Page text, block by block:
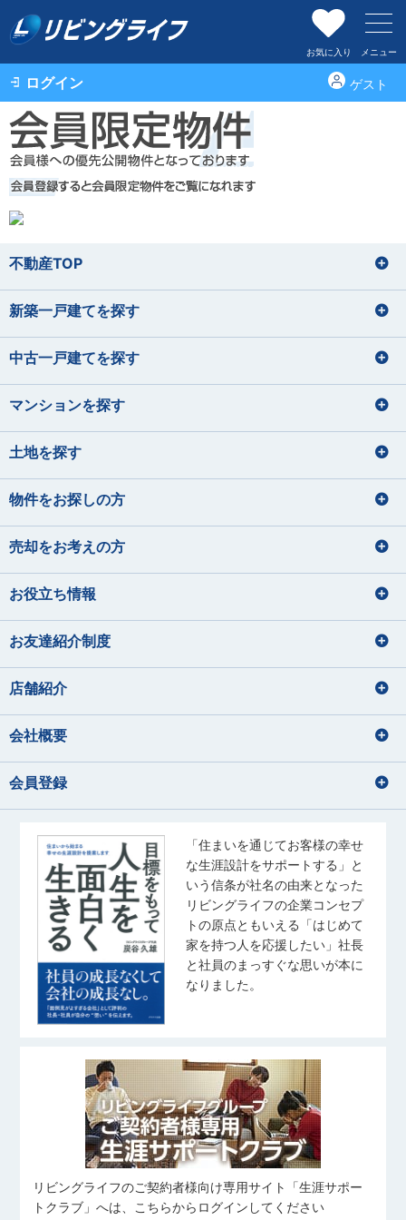
お気に入り メニュー
ログイン ゲスト
不動産TOP
新築一戸建てを探す
中古一戸建てを探す
マンションを探す
土地を探す
物件をお探しの方
売却をお考えの方
お役立ち情報
お友達紹介制度
店舗紹介
会社概要
会員登録
「住まいを通じてお客様の幸せ
な生涯設計をサポートする」と
いう信条が社名の由来となった
リビングライフの企業コンセプ
トの原点ともいえる「はじめて
家を持つ人を応援したい」社長
と社員のまっすぐな思いが本に
なりました。
リビングライフのご契約者様向け専用サイト「生涯サポー
トクラブ」へは、こちらからログインしてください